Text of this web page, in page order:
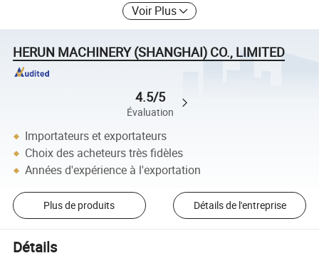
Voir Plus
HERUN MACHINERY (SHANGHAI) CO., LIMITED
4.5/5
Évaluation
Importateurs et exportateurs
Choix des acheteurs très fidèles
Années d'expérience à l'exportation
Plus de produits Détails de l'entreprise
Détails